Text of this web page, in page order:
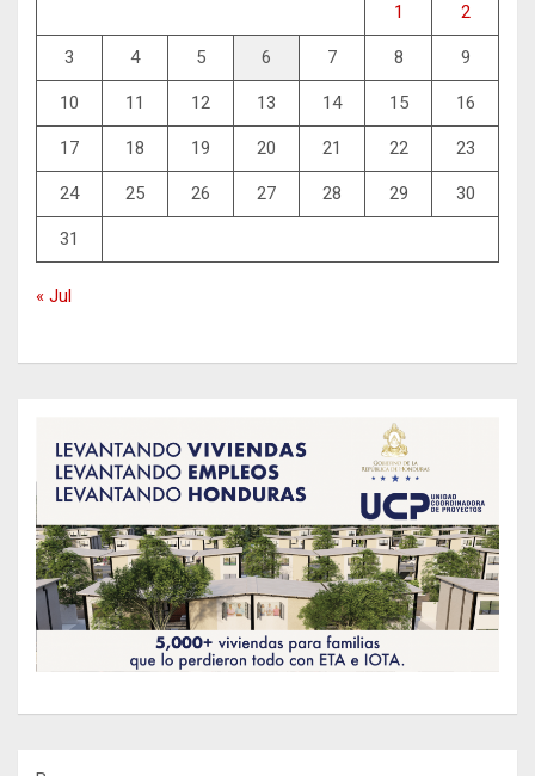
1 2
3 4 5 6 7 8 9
10 11 12 13 14 15 16
17 18 19 20 21 22 23
24 25 26 27 28 29 30
31
« Jul